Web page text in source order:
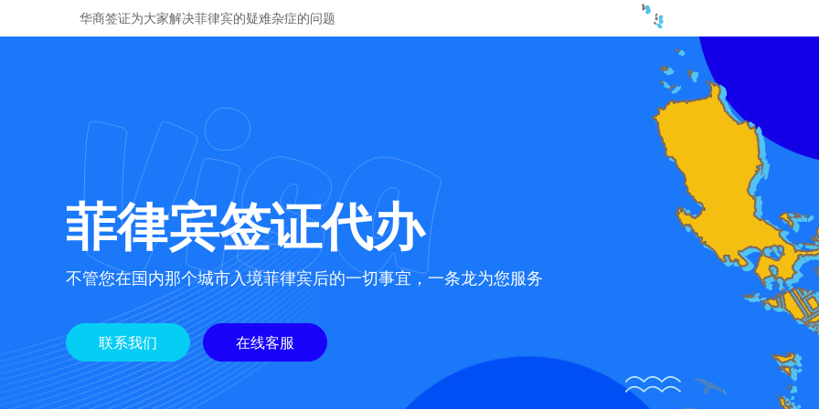
华商签证为大家解决菲律宾的疑难杂症的问题
菲律宾签证代办
不管您在国内那个城市入境菲律宾后的一切事宜，一条龙为您服务
联系我们 在线客服